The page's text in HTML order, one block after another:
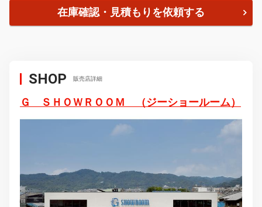
在庫確認・見積もりを依頼する
SHOP 販売店詳細
Ｇ ＳＨＯＷＲＯＯＭ （ジーショールーム）